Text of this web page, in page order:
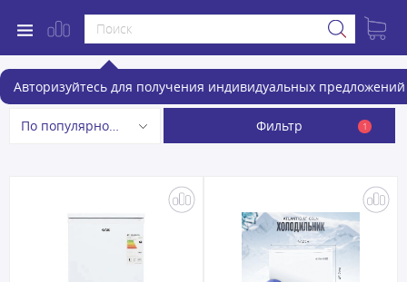
Авторизуйтесь для получения индивидуальных предложений
Холодильники
По популярности Фильтр 1